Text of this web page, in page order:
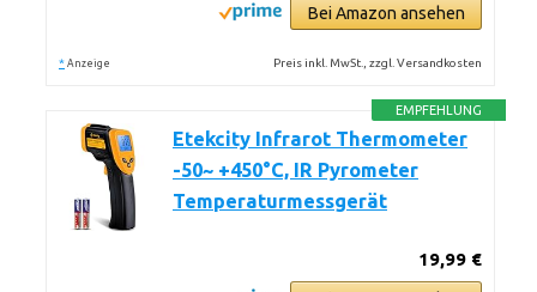
Bei Amazon ansehen
* Anzeige Preis inkl. MwSt., zzgl. Versandkosten
EMPFEHLUNG
Etekcity Infrarot Thermometer
-50~ +450°C, IR Pyrometer
Temperaturmessgerät
19,99 €